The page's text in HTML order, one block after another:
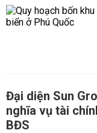
Đại diện Sun
nghĩa vụ tài
BĐS